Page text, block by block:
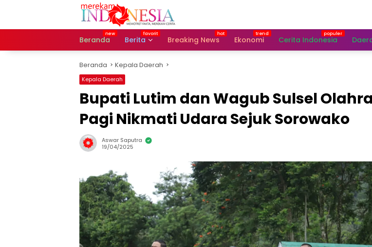
Beranda Berita Breaking News Ekonomi Cerita Indonesia
Beranda Kepala Daerah
Kepala Daerah
Bupati Lutim dan Wagub Sulsel
Pagi Nikmati Udara Sejuk Sorowako
Aswar Saputra
19/04/2025